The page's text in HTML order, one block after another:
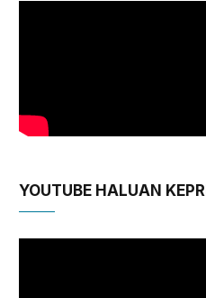
YOUTUBE HALUAN KEPRI